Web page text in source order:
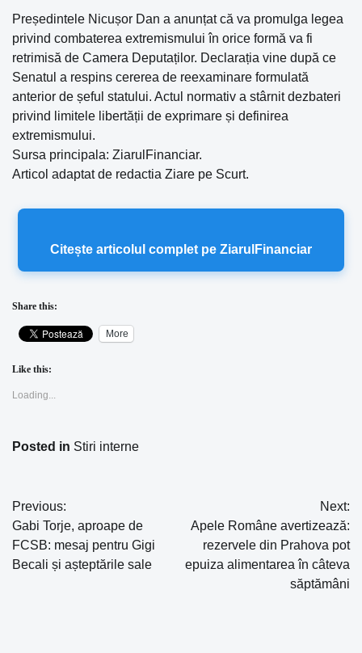
Președintele Nicușor Dan a anunțat că va promulga legea
privind combaterea extremismului în orice formă va fi
retrimisă de Camera Deputaților. Declarația vine după ce
Senatul a respins cererea de reexaminare formulată
anterior de șeful statului. Actul normativ a stârnit dezbateri
privind limitele libertății de exprimare și definirea
extremismului.
Sursa principala: ZiarulFinanciar.
Articol adaptat de redactia Ziare pe Scurt.
Citește articolul complet pe ZiarulFinanciar
Share this:
More
Like this:
Loading...
Posted in Stiri interne
Navigare
în
articole
Previous:
Gabi Torje, aproape de
FCSB: mesaj pentru Gigi
Becali și așteptările sale
Next:
Apele Române avertizează:
rezervele din Prahova pot
epuiza alimentarea în câteva
săptămâni